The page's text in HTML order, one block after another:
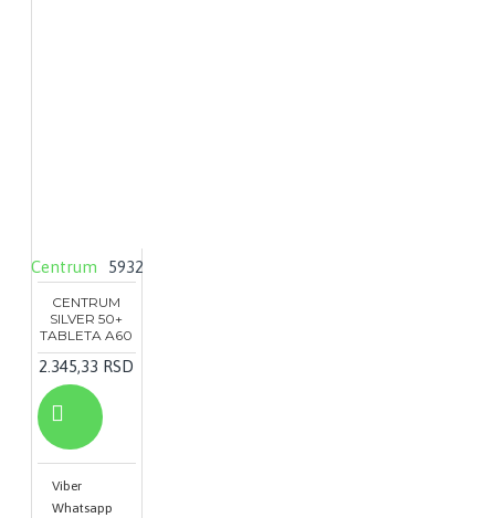
Centrum 5932
CENTRUM
SILVER 50+
TABLETA A60
2.345,33 RSD
Viber
Whatsapp